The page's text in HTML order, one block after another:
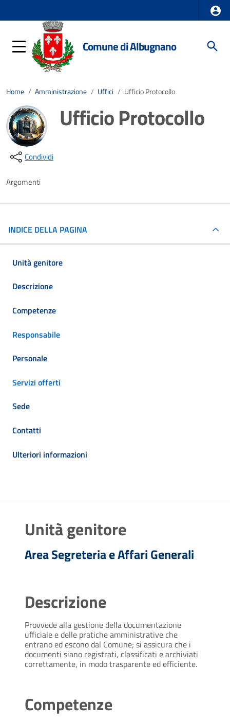
Comune di Albugnano
Home / Amministrazione / Uffici / Ufficio Protocollo
Ufficio Protocollo
Condividi
Argomenti
INDICE DELLA PAGINA
Unità genitore
Descrizione
Competenze
Responsabile
Personale
Servizi offerti
Sede
Contatti
Ulteriori informazioni
Unità genitore
Area Segreteria e Affari Generali
Descrizione
Provvede alla gestione della documentazione
ufficiale e delle pratiche amministrative che
entrano ed escono dal Comune; si assicura che i
documenti siano registrati, classificati e archiviati
correttamente, in modo trasparente ed efficiente.
Competenze